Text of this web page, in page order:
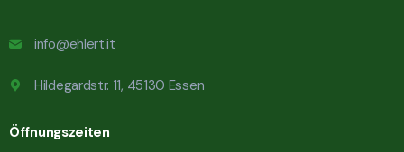
info@ehlert.it
Hildegardstr. 11, 45130 Essen
Öffnungszeiten